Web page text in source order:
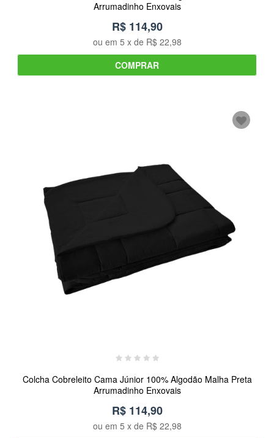
Arrumadinho Enxovais
R$ 114,90
ou em 5 x de R$ 22,98
COMPRAR
Colcha Cobreleito Cama Júnior 100% Algodão Malha Preta
Arrumadinho Enxovais
R$ 114,90
ou em 5 x de R$ 22,98